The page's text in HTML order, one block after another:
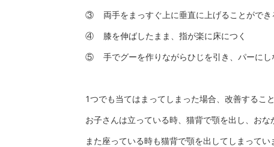
③ 両手をまっすぐ上に垂直に上げることができ
④ 膝を伸ばしたまま、指が楽に床につく
⑤ 手でグーを作りながらひじを引き、パーにし
1つでも当てはまってしまった場合、改善するこ
お子さんは立っている時、猫背で顎を出し、お
また座っている時も猫背で顎を出してしまってい